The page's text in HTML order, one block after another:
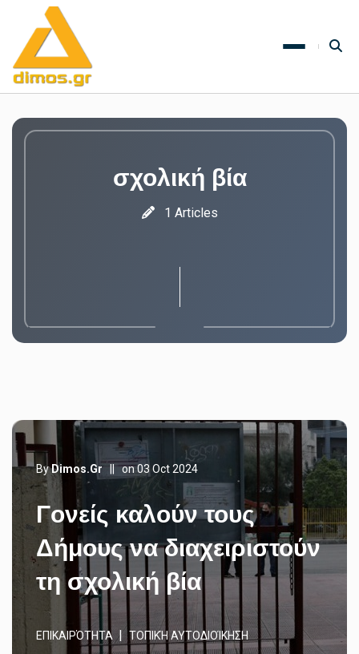
σχολική βία
1 Articles
ByDimos.gr||on 03 Oct 2024
Γονείς καλούν τους
Δήμους να διαχειριστούν
τη σχολική βία
ΕΠΙΚΑΙΡΌΤΗΤΑ ΤΟΠΙΚΉ ΑΥΤΟΔΙΟΊΚΗΣΗ